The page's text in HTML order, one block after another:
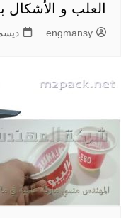
العلب و الأشكال
engmansy ديسمبر